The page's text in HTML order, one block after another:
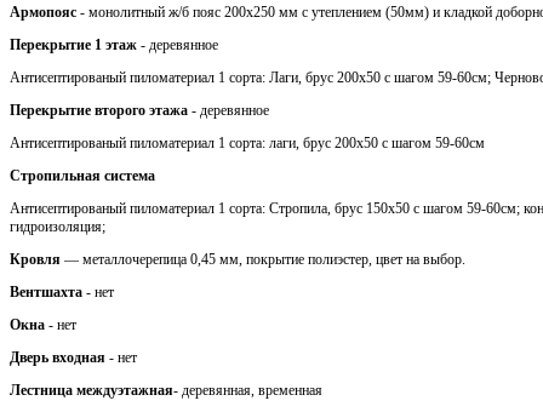
Армопояс - монолитный ж/б пояс 200х250 мм с утеплением (50мм) и кладкой
Перекрытие 1 этаж - деревянное
Антисептированый пиломатериал 1 сорта: Лаги, брус 200х50 с шагом 59-60см;
Перекрытие второго этажа - деревянное
Антисептированый пиломатериал 1 сорта: лаги, брус 200х50 с шагом 59-60см
Стропильная система
Антисептированый пиломатериал 1 сорта: Стропила, брус 150х50 с шагом 59-60см;
гидроизоляция;
Кровля — металлочерепица 0,45 мм, покрытие полиэстер, цвет на выбор.
Вентшахта - нет
Окна - нет
Дверь входная - нет
Лестница междуэтажная- деревянная, временная